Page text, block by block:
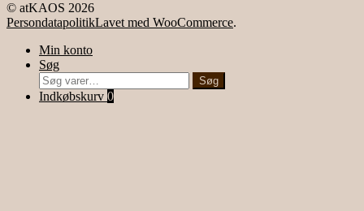
© atKAOS 2026
PersondatapolitikLavet med WooCommerce.
Min konto
Søg
Søg
efter:
Søg
Indkøbskurv 0